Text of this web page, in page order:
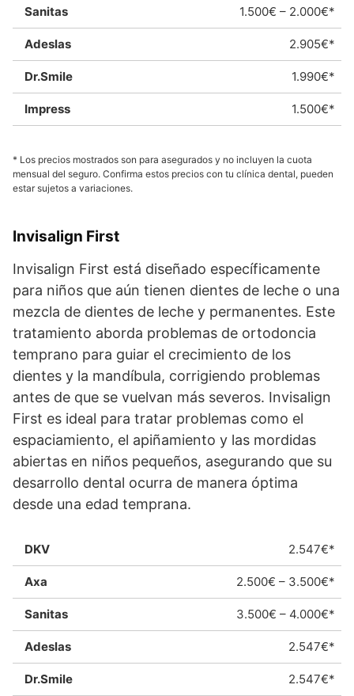
1.500€ – 2.000€*
2.905€*
1.990€*
1.500€*
* Los precios mostrados son para asegurados y no incluyen la cuota
mensual del seguro. Confirma estos precios con tu clínica dental, pueden
estar sujetos a variaciones.
Invisalign First
Invisalign First está diseñado específicamente
para niños que aún tienen dientes de leche o una
mezcla de dientes de leche y permanentes. Este
tratamiento aborda problemas de ortodoncia
temprano para guiar el crecimiento de los
dientes y la mandíbula, corrigiendo problemas
antes de que se vuelvan más severos. Invisalign
First es ideal para tratar problemas como el
espaciamiento, el apiñamiento y las mordidas
abiertas en niños pequeños, asegurando que su
desarrollo dental ocurra de manera óptima
desde una edad temprana.
2.547€*
2.500€ – 3.500€*
3.500€ – 4.000€*
2.547€*
2.547€*